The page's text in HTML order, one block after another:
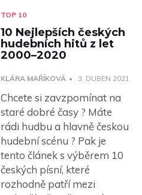
TOP 10
10 Nejlepších českých
hudebních hitů z let
2000–2020
KLÁRA MAŘÍKOVÁ 3. DUBEN 2021
Chcete si zavzpomínat na
staré dobré časy ? Máte
rádi hudbu a hlavně českou
hudební scénu ? Pak je
tento článek s výběrem 10
českých písní, které
rozhodně patří mezi